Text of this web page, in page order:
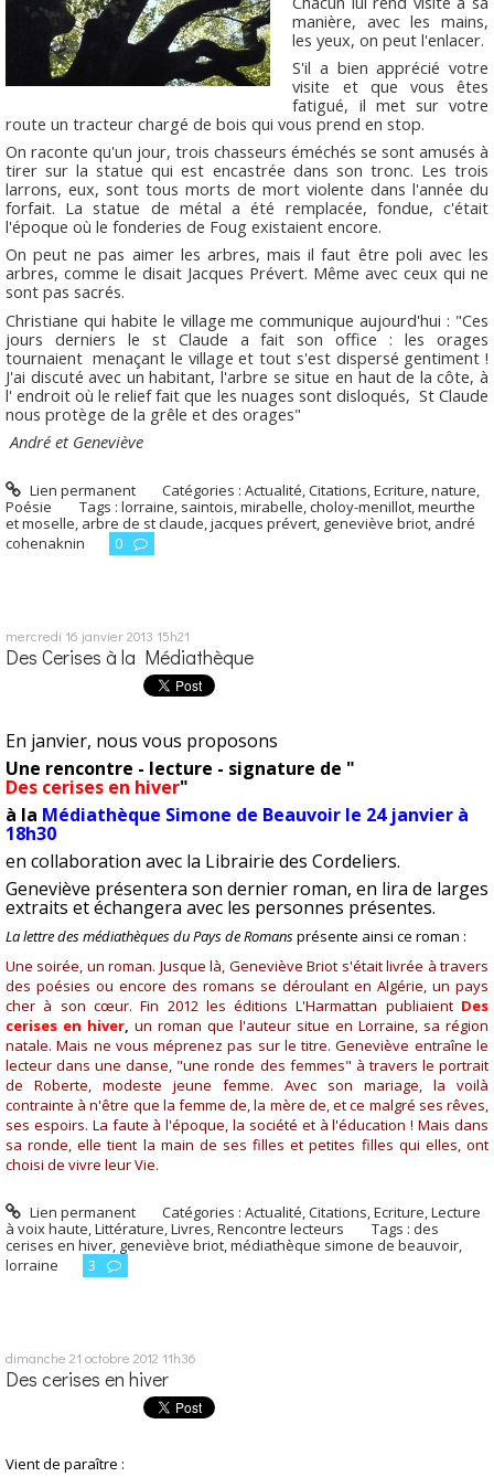
manière, avec les mains,
les yeux, on peut l'enlacer.
S'il a bien apprécié votre
visite et que vous êtes
fatigué, il met sur votre
route un tracteur chargé de bois qui vous prend en stop.
On raconte qu'un jour, trois chasseurs éméchés se sont amusés à
tirer sur la statue qui est encastrée dans son tronc. Les trois
larrons, eux, sont tous morts de mort violente dans l'année du
forfait. La statue de métal a été remplacée, fondue, c'était
l'époque où le fonderies de Foug existaient encore.
On peut ne pas aimer les arbres, mais il faut être poli avec les
arbres, comme le disait Jacques Prévert. Même avec ceux qui ne
sont pas sacrés.
Christiane qui habite le village me communique aujourd'hui : "Ces
jours derniers le st Claude a fait son office : les orages
tournaient menaçant le village et tout s'est dispersé gentiment !
J'ai discuté avec un habitant, l'arbre se situe en haut de la côte, à
l' endroit où le relief fait que les nuages sont disloqués, St Claude
nous protège de la grêle et des orages"
André et Geneviève
Lien permanent Catégories :Actualité,Citations,Ecriture,nature,
Poésie
Tags : lorraine, saintois,mirabelle,choloy-menillot,meurthe
et moselle, arbre de st claude,jacques prévert, geneviève briot, andré
cohenaknin
0
mercredi 16 janvier 2013 15h21
Des Cerises à la Médiathèque
En janvier, nous vous proposons
Une rencontre - lecture - signature de "
Des cerises en hiver"
à la Médiathèque Simone de Beauvoir le 24 janvier à
18h30
en collaboration avec la Librairie des Cordeliers.
Geneviève présentera son dernier roman, en lira de larges
extraits et échangera avec les personnes présentes.
La lettre des médiathèques du Pays de Romansprésente ainsi ce roman :
Une soirée, un roman. Jusque là, Geneviève Briot s'était livrée à travers
des poésies ou encore des romans se déroulant en Algérie, un pays
cher à son cœur. Fin 2012 les éditions L'Harmattan publiaient Des
cerises en hiver un roman que l'auteur situe en Lorraine, sa région
natale. Mais ne vous méprenez pas sur le titre. Geneviève entraîne le
lecteur dans une danse, "une ronde des femmes" à travers le portrait
de Roberte, modeste jeune femme. Avec son mariage, la voilà
contrainte à n'être que la femme de, la mère de, et ce malgré ses rêves,
ses espoirs. La faute à l'époque, la société et à l'éducation ! Mais dans
sa ronde, elle tient la main de ses filles et petites filles qui elles, ont
choisi de vivre leur Vie.
Lien permanent Catégories :Actualité,Citations,Ecriture,Lecture
à voix haute,Littérature,Livres,Rencontre lecteurs Tags : des
cerises en hiver, geneviève briot,médiathèque simone de beauvoir,
lorraine
3
dimanche 21 octobre 2012 11h36
Des cerises en hiver
Vient de paraître :